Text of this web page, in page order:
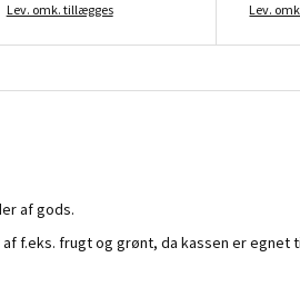
Lev. omk. tillægges Lev.
af gods.
frugt og grønt, da kassen er